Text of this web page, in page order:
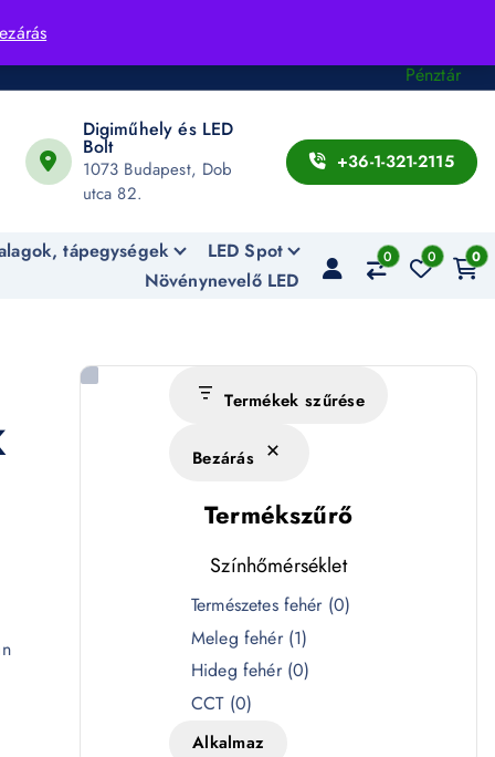
Pénztár
Digiműhely és LED
Bolt
1073 Budapest, Dob
utca 82.
+36-1-321-2115
tápegységek
LED Spot
Növénynevelő LED
0 0 0
Termékek szűrése
Bezárás
Termékszűrő
Színhőmérséklet
Természetes fehér (0)
Meleg fehér (1)
Hideg fehér (0)
CCT (0)
Alkalmaz